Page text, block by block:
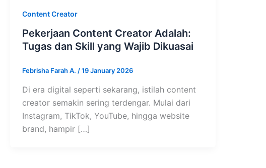
Content Creator
Pekerjaan Content Creator Adalah:
Tugas dan Skill yang Wajib Dikuasai
Febrisha Farah A. /19 January 2026
Di era digital seperti sekarang, istilah content
creator semakin sering terdengar. Mulai dari
Instagram, TikTok, YouTube, hingga website
brand, hampir […]